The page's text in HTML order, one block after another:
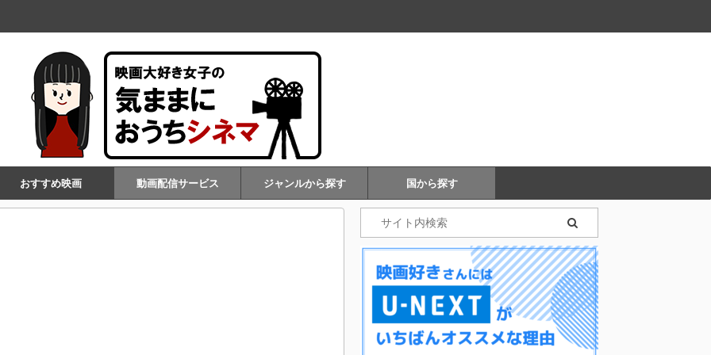
おすすめ映画 動画配信サービス ジャンルから探す 国から探す